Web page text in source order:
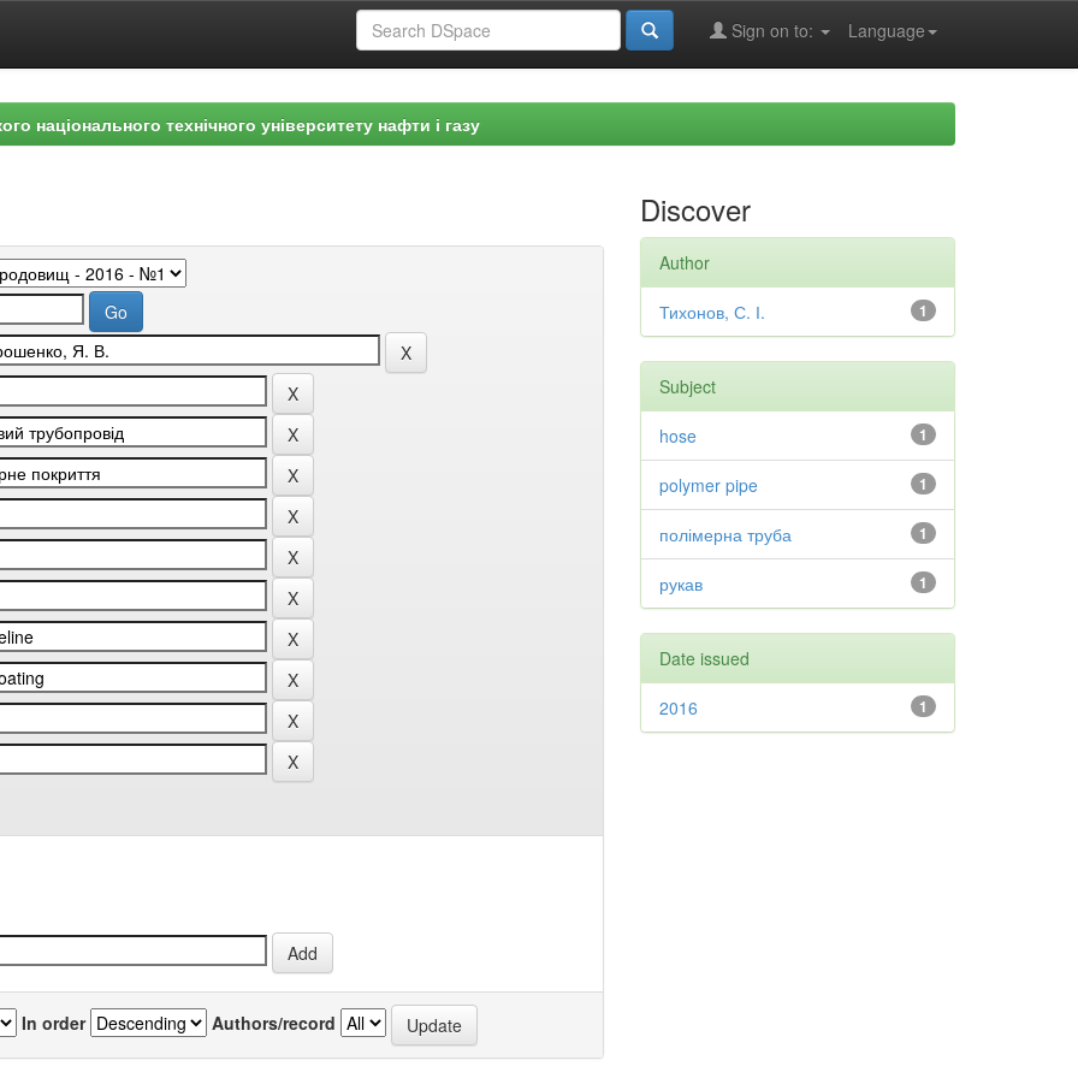
Language
Sign on to:
національного технічного університету нафти і газу
In order Authors/record
Discover
Author
1
Тихонов, С. І.
Subject
1
hose
1
polymer pipe
1
полімерна труба
1
рукав
Date issued
1
2016